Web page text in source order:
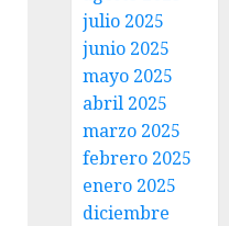
julio 2025
junio 2025
mayo 2025
abril 2025
marzo 2025
febrero 2025
enero 2025
diciembre